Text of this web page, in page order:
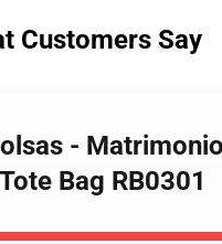
Customers Say
-
Bag RB0301